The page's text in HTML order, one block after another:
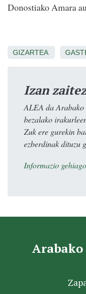
Donostiako Amara
GIZARTEA
Izan
ALEA da Arabako
bezalako
Zuk ere gurekin
ezberdinak dituzu
Informazio gehiago